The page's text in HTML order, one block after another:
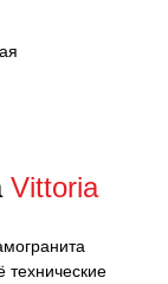
Vittoria
технические